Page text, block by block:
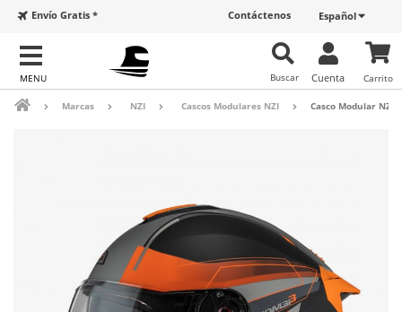
Español
Contáctenos
Envío Gratis *
Carrito
Cuenta
Buscar
Marcas NZI Cascos Modulares NZI Casco Modular NZI